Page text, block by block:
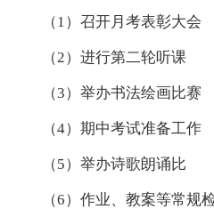
（1）召开月考表彰大会
（2）进行第二轮听课
（3）举办书法绘画比赛
（4）期中考试准备工作
（5）举办诗歌朗诵比
（6）作业、教案等常规